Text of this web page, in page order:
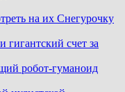
на их Снегурочку
гигантский счет за
робот-гуманоид